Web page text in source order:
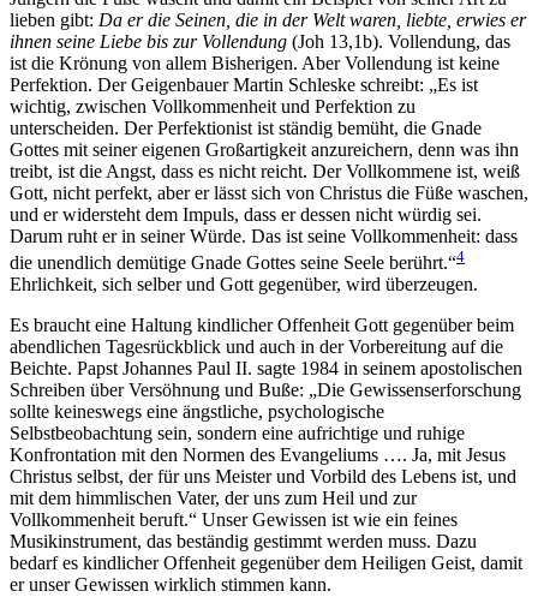
lieben gibt: Da er die Seinen, die in der Welt waren, liebte, erwies er
ihnen seine Liebe bis zur Vollendung (Joh 13,1b). Vollendung, das
ist die Krönung von allem Bisherigen. Aber Vollendung ist keine
Perfektion. Der Geigenbauer Martin Schleske schreibt: „Es ist
wichtig, zwischen Vollkommenheit und Perfektion zu
unterscheiden. Der Perfektionist ist ständig bemüht, die Gnade
Gottes mit seiner eigenen Großartigkeit anzureichern, denn was ihn
treibt, ist die Angst, dass es nicht reicht. Der Vollkommene ist, weiß
Gott, nicht perfekt, aber er lässt sich von Christus die Füße waschen,
und er widersteht dem Impuls, dass er dessen nicht würdig sei.
Darum ruht er in seiner Würde. Das ist seine Vollkommenheit: dass
die unendlich demütige Gnade Gottes seine Seele berührt.“4
Ehrlichkeit, sich selber und Gott gegenüber, wird überzeugen.
Es braucht eine Haltung kindlicher Offenheit Gott gegenüber beim
abendlichen Tagesrückblick und auch in der Vorbereitung auf die
Beichte. Papst Johannes Paul II. sagte 1984 in seinem apostolischen
Schreiben über Versöhnung und Buße: „Die Gewissenserforschung
sollte keineswegs eine ängstliche, psychologische
Selbstbeobachtung sein, sondern eine aufrichtige und ruhige
Konfrontation mit den Normen des Evangeliums …. Ja, mit Jesus
Christus selbst, der für uns Meister und Vorbild des Lebens ist, und
mit dem himmlischen Vater, der uns zum Heil und zur
Vollkommenheit beruft.“ Unser Gewissen ist wie ein feines
Musikinstrument, das beständig gestimmt werden muss. Dazu
bedarf es kindlicher Offenheit gegenüber dem Heiligen Geist, damit
er unser Gewissen wirklich stimmen kann.